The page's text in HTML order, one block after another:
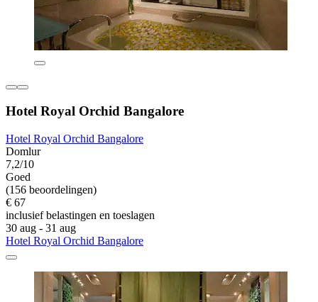
Hotel Royal Orchid Bangalore
Hotel Royal Orchid Bangalore
Domlur
7,2/10
Goed
(156 beoordelingen)
€ 67
inclusief belastingen en toeslagen
30 aug - 31 aug
Hotel Royal Orchid Bangalore